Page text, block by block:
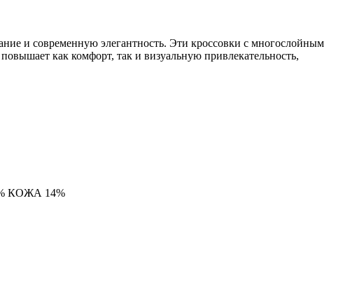
и современную элегантность. Эти кроссовки с многослойным
как комфорт, так и визуальную привлекательность,
КОЖА 14%